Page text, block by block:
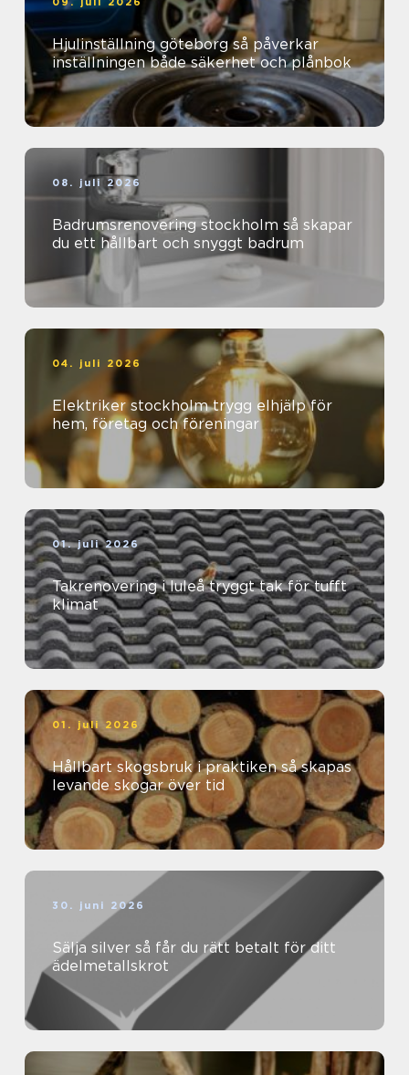
Hjulinställning göteborg så påverkar
inställningen både säkerhet och plånbok
08. juli 2026
Badrumsrenovering stockholm så skapar
du ett hållbart och snyggt badrum
04. juli 2026
Elektriker stockholm trygg elhjälp för
hem, företag och föreningar
01. juli 2026
Takrenovering i luleå tryggt tak för tufft
klimat
01. juli 2026
Hållbart skogsbruk i praktiken så skapas
levande skogar över tid
30. juni 2026
Sälja silver så får du rätt betalt för ditt
ädelmetallskrot